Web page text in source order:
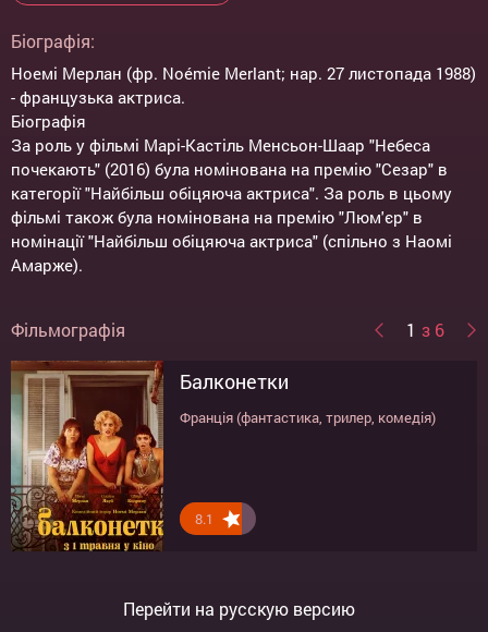
Біографія:
Ноемі Мерлан (фр. Noémie Merlant; нар. 27 листопада 1988)
- французька актриса.
Біографія
За роль у фільмі Марі-Кастіль Менсьон-Шаар "Небеса
почекають" (2016) була номінована на премію "Сезар" в
категорії "Найбільш обіцяюча актриса". За роль в цьому
фільмі також була номінована на премію "Люм'єр" в
номінації "Найбільш обіцяюча актриса" (спільно з Наомі
Амарже).
Фільмографія 1 з 6
Балконетки
Франція (фантастика, трилер, комедія)
8.1
Еммануель
Франція (драма)
9.1
Кредитні пройдисвіти
Франція (комедія)
4.2
Портрет дівчини у вогні
Франція (мелодрама, історичний)
7.1
Полуничка
Франція (мелодрама)
4.2
Серцеїд: повернення героя
Франція (комедія)
6.9
Перейти на русскую версию